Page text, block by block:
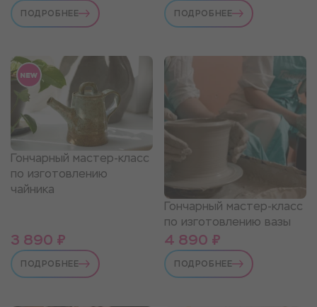
ПОДРОБНЕЕ ПОДРОБНЕЕ
Гончарный мастер-класс
по изготовлению
чайника
3 890 ₽
ПОДРОБНЕЕ
Гончарный мастер-класс
по изготовлению вазы
4 890 ₽
ПОДРОБНЕЕ